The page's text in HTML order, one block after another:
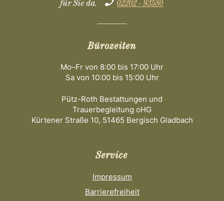
für Sie da.
02202 - 93580
Bürozeiten
Mo–Fr von 8:00 bis 17:00 Uhr
Sa von 10:00 bis 15:00 Uhr
Pütz-Roth Bestattungen und
Trauerbegleitung oHG
Kürtener Straße 10, 51465 Bergisch Gladbach
Service
Impressum
Barrierefreiheit